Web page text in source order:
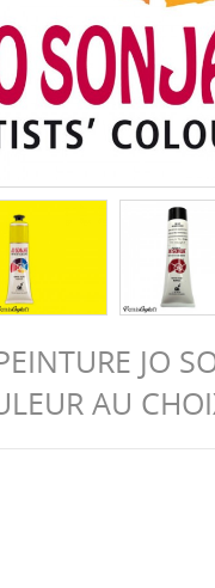
JO
AU